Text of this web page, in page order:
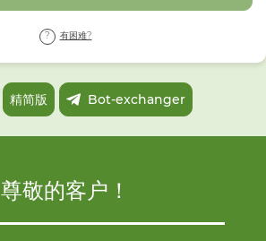
有困难?
精简版 Bot-exchanger
尊敬的客户！